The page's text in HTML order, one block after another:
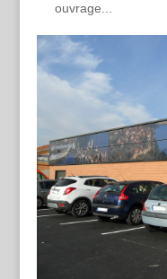
ouvrage...